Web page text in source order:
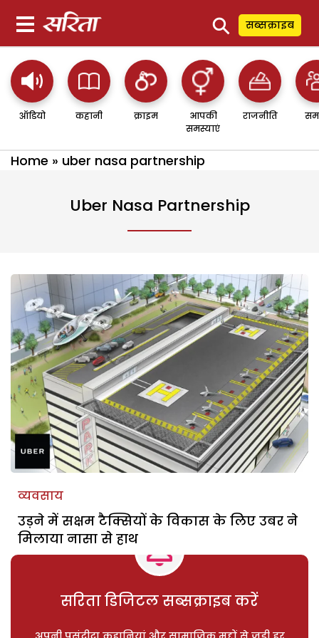
⚲ सब्सक्राइब
ऑडियो कहानी क्राइम
आपकी
समस्याएं
राजनीति
Home » uber nasa partnership
Uber Nasa Partnership
व्यवसाय
उड़ने में सक्षम टैक्सियों के विकास के लिए उबर ने
मिलाया नासा से हाथ
सरिता डिजिटल सब्सक्राइब करें